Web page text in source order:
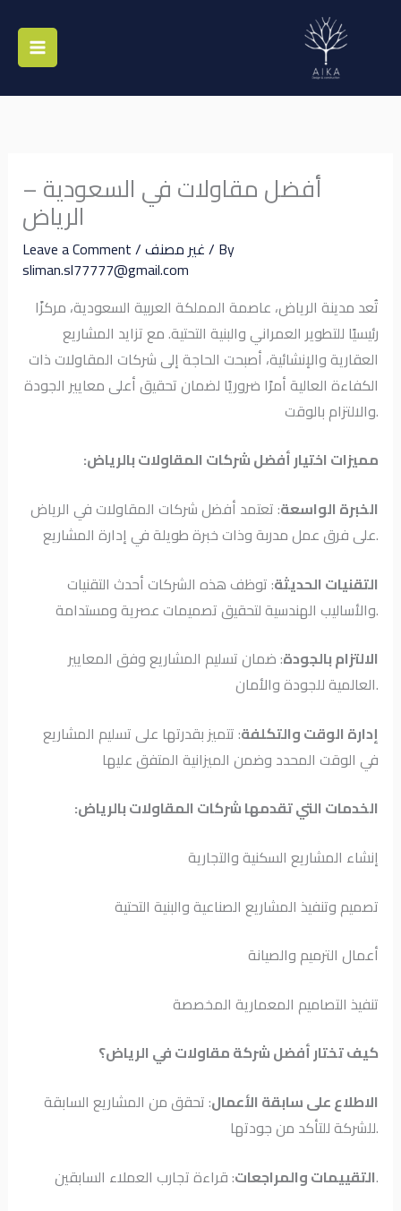
content
أفضل مقاولات في السعودية –
الرياض
Leave a Comment/غير مصنف/ By
sliman.sl77777@gmail.com
تُعد مدينة الرياض، عاصمة المملكة العربية السعودية، مركزًا
رئيسيًا للتطوير العمراني والبنية التحتية. مع تزايد المشاريع
العقارية والإنشائية، أصبحت الحاجة إلى شركات المقاولات ذات
الكفاءة العالية أمرًا ضروريًا لضمان تحقيق أعلى معايير الجودة
والالتزام بالوقت.
:مميزات اختيار أفضل شركات المقاولات بالرياض
الخبرة الواسعة: تعتمد أفضل شركات المقاولات في الرياض
على فرق عمل مدربة وذات خبرة طويلة في إدارة المشاريع.
التقنيات الحديثة: توظف هذه الشركات أحدث التقنيات
والأساليب الهندسية لتحقيق تصميمات عصرية ومستدامة.
الالتزام بالجودة: ضمان تسليم المشاريع وفق المعايير
العالمية للجودة والأمان.
إدارة الوقت والتكلفة: تتميز بقدرتها على تسليم المشاريع
في الوقت المحدد وضمن الميزانية المتفق عليها
:الخدمات التي تقدمها شركات المقاولات بالرياض
إنشاء المشاريع السكنية والتجارية
تصميم وتنفيذ المشاريع الصناعية والبنية التحتية
أعمال الترميم والصيانة
تنفيذ التصاميم المعمارية المخصصة
كيف تختار أفضل شركة مقاولات في الرياض؟
الاطلاع على سابقة الأعمال: تحقق من المشاريع السابقة
للشركة للتأكد من جودتها.
التقييمات والمراجعات: قراءة تجارب العملاء السابقين.